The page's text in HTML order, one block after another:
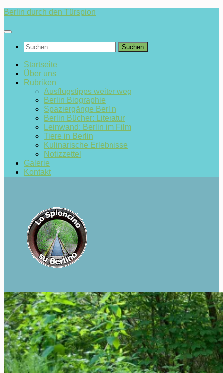
Zum
springen
Berlin durch den Türspion
Suchen
nach:
Startseite
Über uns
Rubriken
Ausflugstipps weiter weg
Berlin Biographie
Spaziergänge Berlin
Berlin Bücher: Literatur
Leinwand: Berlin im Film
Tiere in Berlin
Kulinarische Erlebnisse
Notizzettel
Galerie
Kontakt